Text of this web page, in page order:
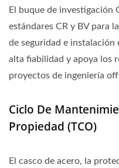
El buque de investigación
estándares CR y BV para
de seguridad e instalación
alta fiabilidad y apoya los
proyectos de ingeniería
Ciclo De
Propiedad (TCO)
El casco de acero, la